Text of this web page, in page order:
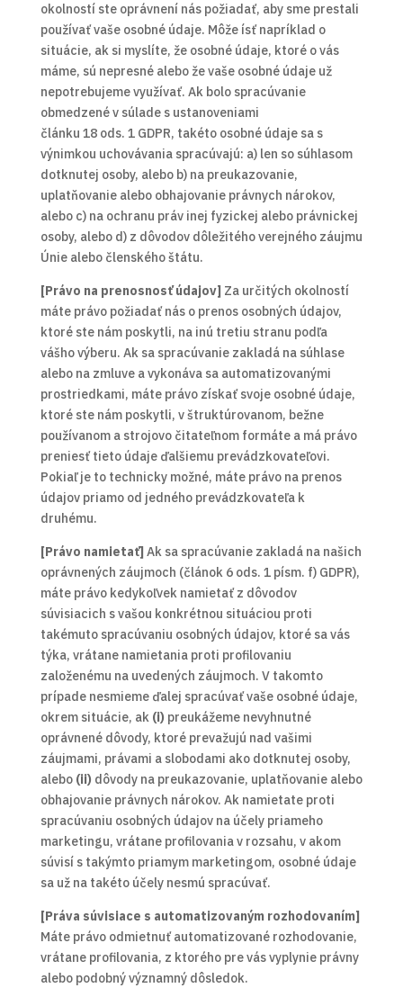
okolností ste oprávnení nás požiadať, aby sme prestali
používať vaše osobné údaje. Môže ísť napríklad o
situácie, ak si myslíte, že osobné údaje, ktoré o vás
máme, sú nepresné alebo že vaše osobné údaje už
nepotrebujeme využívať. Ak bolo spracúvanie
obmedzené v súlade s ustanoveniami
článku 18 ods. 1 GDPR, takéto osobné údaje sa s
výnimkou uchovávania spracúvajú: a) len so súhlasom
dotknutej osoby, alebo b) na preukazovanie,
uplatňovanie alebo obhajovanie právnych nárokov,
alebo c) na ochranu práv inej fyzickej alebo právnickej
osoby, alebo d) z dôvodov dôležitého verejného záujmu
Únie alebo členského štátu.
[Právo na prenosnosť údajov] Za určitých okolností
máte právo požiadať nás o prenos osobných údajov,
ktoré ste nám poskytli, na inú tretiu stranu podľa
vášho výberu. Ak sa spracúvanie zakladá na súhlase
alebo na zmluve a vykonáva sa automatizovanými
prostriedkami, máte právo získať svoje osobné údaje,
ktoré ste nám poskytli, v štruktúrovanom, bežne
používanom a strojovo čitateľnom formáte a má právo
preniesť tieto údaje ďalšiemu prevádzkovateľovi.
Pokiaľ je to technicky možné, máte právo na prenos
údajov priamo od jedného prevádzkovateľa k
druhému.
[Právo namietať]Ak sa spracúvanie zakladá na našich
oprávnených záujmoch (článok 6 ods. 1 písm. f) GDPR),
máte právo kedykoľvek namietať z dôvodov
súvisiacich s vašou konkrétnou situáciou proti
takémuto spracúvaniu osobných údajov, ktoré sa vás
týka, vrátane namietania proti profilovaniu
založenému na uvedených záujmoch. V takomto
prípade nesmieme ďalej spracúvať vaše osobné údaje,
okrem situácie, ak (i) preukážeme nevyhnutné
oprávnené dôvody, ktoré prevažujú nad vašimi
záujmami, právami a slobodami ako dotknutej osoby,
alebo (ii) dôvody na preukazovanie, uplatňovanie alebo
obhajovanie právnych nárokov. Ak namietate proti
spracúvaniu osobných údajov na účely priameho
marketingu, vrátane profilovania v rozsahu, v akom
súvisí s takýmto priamym marketingom, osobné údaje
sa už na takéto účely nesmú spracúvať.
[Práva súvisiace s automatizovaným rozhodovaním]
Máte právo odmietnuť automatizované rozhodovanie,
vrátane profilovania, z ktorého pre vás vyplynie právny
alebo podobný významný dôsledok.